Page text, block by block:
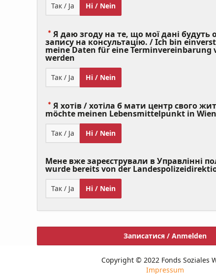
Так / Ja Ні / Nein
Я даю згоду на те, що мої дані будуть
запису на консультацію. / Ich bin
meine Daten für eine Terminvereinbarung
werden
Required)
Так / Ja Ні / Nein
Я хотів / хотіла б мати центр свого
möchte meinen Lebensmittelpunkt in
Так / Ja Ні / Nein
Мене вже зареєстрували в Управлінні
wurde bereits von der
Так / Ja Ні / Nein
Записатися / Anmelden
Copyright © 2022 Fonds Soziales
Impressum